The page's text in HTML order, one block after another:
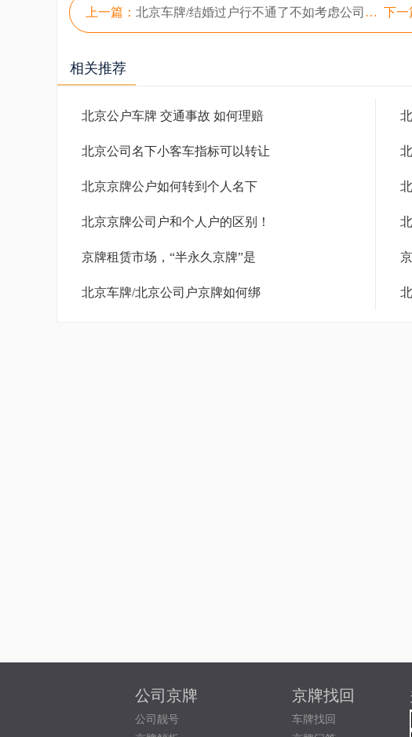
上一篇： 北京车牌/结婚过户行不通了不如考虑公司户京牌 下一
相关推荐
北京公户车牌 交通事故 如何理赔
北京公司名下小客车指标可以转让
北京京牌公户如何转到个人名下
北京京牌公司户和个人户的区别！
京牌租赁市场，“半永久京牌”是
北京车牌/北京公司户京牌如何绑
公司京牌
公司靓号
京牌找回
车牌找回